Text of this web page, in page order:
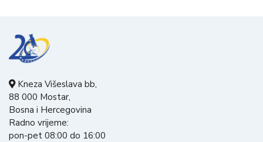
Kneza Višeslava bb,
88 000 Mostar,
Bosna i Hercegovina
Radno vrijeme:
pon-pet 08:00 do 16:00